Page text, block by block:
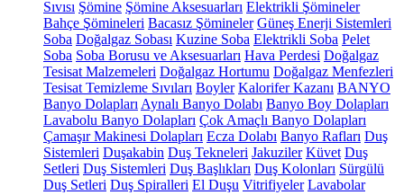
Sıvısı Şömine Şömine Aksesuarları Elektrikli Şömineler
Bahçe Şömineleri Bacasız Şömineler Güneş Enerji Sistemleri
Soba Doğalgaz Sobası Kuzine Soba Elektrikli Soba Pelet
Soba Soba Borusu ve Aksesuarları Hava Perdesi Doğalgaz
Tesisat Malzemeleri Doğalgaz Hortumu Doğalgaz Menfezleri
Tesisat Temizleme Sıvıları Boyler Kalorifer Kazanı BANYO
Banyo Dolapları Aynalı Banyo Dolabı Banyo Boy Dolapları
Lavabolu Banyo Dolapları Çok Amaçlı Banyo Dolapları
Çamaşır Makinesi Dolapları Ecza Dolabı Banyo Rafları Duş
Sistemleri Duşakabin Duş Tekneleri Jakuziler Küvet Duş
Setleri Duş Sistemleri Duş Başlıkları Duş Kolonları Sürgülü
Duş Setleri Duş Spiralleri El Duşu Vitrifiyeler Lavabolar